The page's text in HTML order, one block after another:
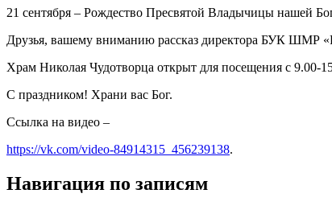
21 сентября – Рождество Пресвятой Владычицы нашей
Друзья, вашему вниманию рассказ директора БУК ШМР
Храм Николая Чудотворца открыт для посещения с 9.00-
С праздником! Храни вас Бог.
Ссылка на видео –
https://vk.com/video-84914315_456239138.
Навигация по записям